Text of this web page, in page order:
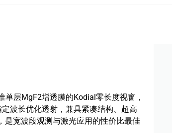
单层MgF2增透膜的Kodial零长度视窗，
波长优化透射，兼具紧凑结构、超高
是宽波段观测与激光应用的性价比最佳